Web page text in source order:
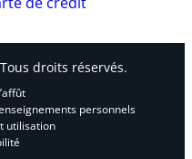
droits réservés.
personnels
utilisation